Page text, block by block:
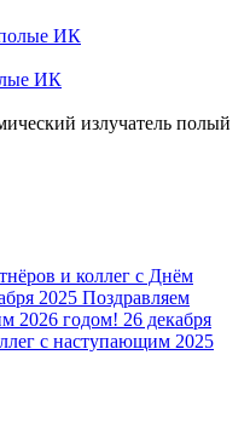
ИК
излучатель полый
и коллег с Днём
2025 Поздравляем
2026 годом! 26 декабря
с наступающим 2025